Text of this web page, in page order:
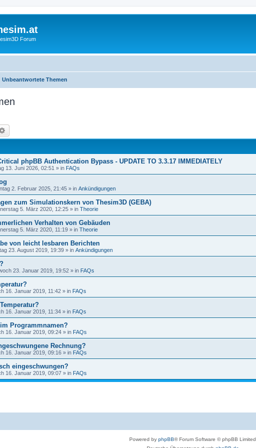
Forum
Unbeantwortete Themen
phpBB Authentication Bypass - UPDATE TO 3.3.17 IMMEDIATELY
13. Juni 2026, 02:51 » in FAQs
2. Februar 2025, 21:45 » in Ankündigungen
zum Simulationskern von Thesim3D (GEBA)
5. März 2020, 12:25 » in Theorie
Verhalten von Gebäuden
5. März 2020, 11:19 » in Theorie
von leicht lesbaren Berichten
23. August 2019, 19:39 » in Ankündigungen
23. Januar 2019, 19:52 » in FAQs
16. Januar 2019, 11:42 » in FAQs
16. Januar 2019, 11:34 » in FAQs
Programmnamen?
16. Januar 2019, 09:24 » in FAQs
Rechnung?
16. Januar 2019, 09:16 » in FAQs
eingeschwungen?
16. Januar 2019, 09:07 » in FAQs
Powered by phpBB® Forum Software © phpBB Limited